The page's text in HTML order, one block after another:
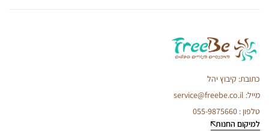
כתובת: קיבוץ יהל
מייל: service@freebe.co.il
טלפון : 055-9875660
למיקום החנות